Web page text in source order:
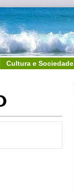
Cultura e Sociedade